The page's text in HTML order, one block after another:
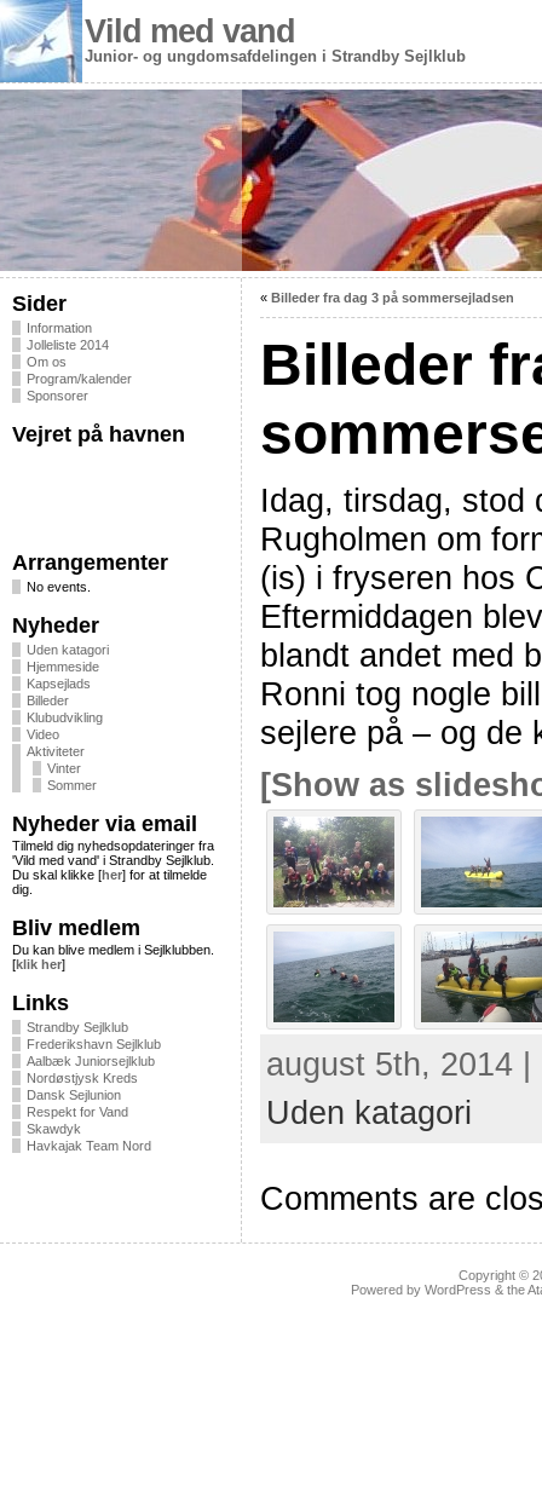
Vild med vand
Junior- og ungdomsafdelingen i Strandby Sejlklub
Sider
Information
Jolleliste 2014
Om os
Program/kalender
Sponsorer
Vejret på havnen
Arrangementer
No events.
Nyheder
Uden katagori
Hjemmeside
Kapsejlads
Billeder
Klubudvikling
Video
Aktiviteter
Vinter
Sommer
Nyheder via email
Tilmeld dig nyhedsopdateringer fra
'Vild med vand' i Strandby Sejlklub.
Du skal klikke [her] for at tilmelde
dig.
Bliv medlem
Du kan blive medlem i Sejlklubben.
[klik her]
Links
Strandby Sejlklub
Frederikshavn Sejlklub
Aalbæk Juniorsejlklub
Nordøstjysk Kreds
Dansk Sejlunion
Respekt for Vand
Skawdyk
Havkajak Team Nord
« Billeder fra dag 3 på sommersejladsen
Billeder
Idag, tirsdag, stod
Rugholmen om
(is) i fryseren hos
Eftermiddagen
blandt andet med
Ronni tog nogle
sejlere på – og de
[Show as
august 5th, 2014
Uden katagori
Comments are
Copyright ©
Powered by WordPress & the